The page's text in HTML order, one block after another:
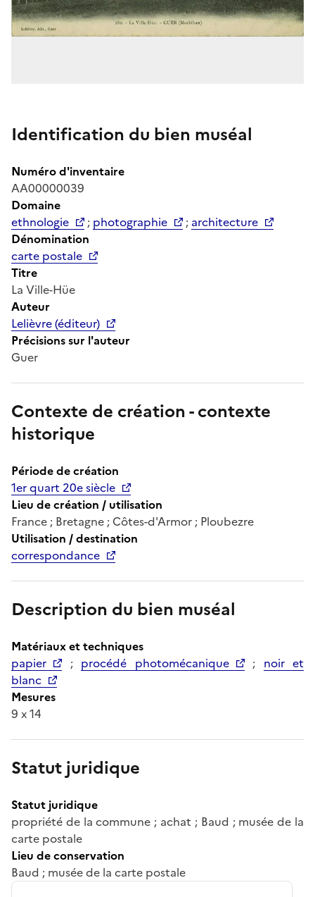
Identification du bien muséal
Numéro d'inventaire
AA00000039
Domaine
ethnologie
; photographie ; architecture
Dénomination
carte postale
Titre
La Ville-Hüe
Auteur
Lelièvre (éditeur)
Précisions sur l'auteur
Guer
Contexte de création - contexte
historique
Période de création
1er quart 20e siècle
Lieu de création / utilisation
France ; Bretagne ; Côtes-d'Armor ; Ploubezre
Utilisation / destination
correspondance
Description du bien muséal
Matériaux et techniques
papier
; procédé photomécanique ; noir et
blanc
Mesures
9 x 14
Statut juridique
Statut juridique
propriété de la commune ; achat ; Baud ; musée de la
carte postale
Lieu de conservation
Baud ; musée de la carte postale